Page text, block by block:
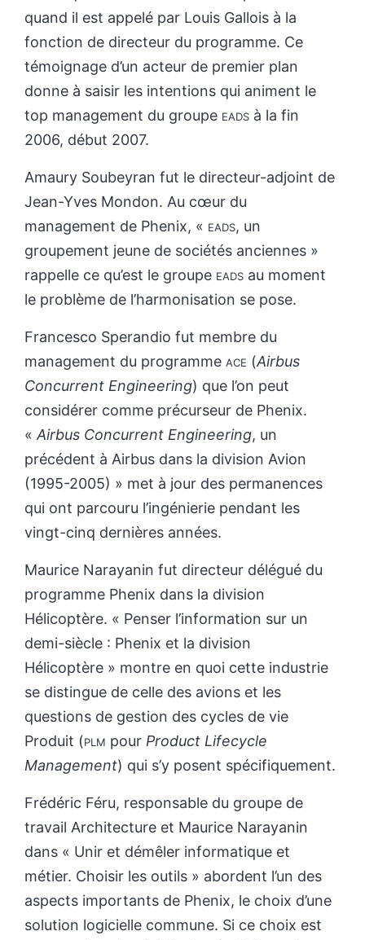
quand il est appelé par Louis Gallois à la
fonction de directeur du programme. Ce
témoignage d’un acteur de premier plan
donne à saisir les intentions qui animent le
top management du groupe eads à la fin
2006, début 2007.
Amaury Soubeyran fut le directeur-adjoint de
Jean-Yves Mondon. Au cœur du
management de Phenix, « eads, un
groupement jeune de sociétés anciennes »
rappelle ce qu’est le groupe eads au moment
le problème de l’harmonisation se pose.
Francesco Sperandio fut membre du
management du programme ace (Airbus
Concurrent Engineering) que l’on peut
considérer comme précurseur de Phenix.
«Airbus Concurrent Engineering, un
précédent à Airbus dans la division Avion
(1995-2005) » met à jour des permanences
qui ont parcouru l’ingénierie pendant les
vingt-cinq dernières années.
Maurice Narayanin fut directeur délégué du
programme Phenix dans la division
Hélicoptère. « Penser l’information sur un
demi-siècle : Phenix et la division
Hélicoptère » montre en quoi cette industrie
se distingue de celle des avions et les
questions de gestion des cycles de vie
Produit (plm pour Product Lifecycle
Management) qui s’y posent spécifiquement.
Frédéric Féru, responsable du groupe de
travail Architecture et Maurice Narayanin
dans « Unir et démêler informatique et
métier. Choisir les outils » abordent l’un des
aspects importants de Phenix, le choix d’une
solution logicielle commune. Si ce choix est